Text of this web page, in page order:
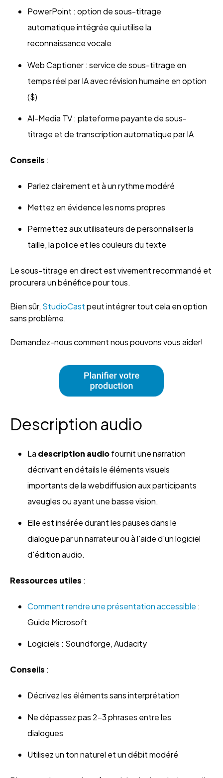
PowerPoint : option de sous-titrage
automatique intégrée qui utilise la
reconnaissance vocale
Web Captioner : service de sous-titrage en
temps réel par IA avec révision humaine en option
($)
AI-Media TV : plateforme payante de sous-
titrage et de transcription automatique par IA
Conseils :
Parlez clairement et à un rythme modéré
Mettez en évidence les noms propres
Permettez aux utilisateurs de personnaliser la
taille, la police et les couleurs du texte
Le sous-titrage en direct est vivement recommandé et
procurera un bénéfice pour tous.
Bien sûr, StudioCastpeut intégrer tout cela en option
sans problème.
Demandez-nous comment nous pouvons vous aider!
Description audio
La description audiofournit une narration
décrivant en détails le éléments visuels
importants de la webdiffusion aux participants
aveugles ou ayant une basse vision.
Elle est insérée durant les pauses dans le
dialogue par un narrateur ou à l'aide d'un logiciel
d'édition audio.
Ressources utiles :
Comment rendre une présentation accessible :
Guide Microsoft
Logiciels : Soundforge, Audacity
Conseils :
Décrivez les éléments sans interprétation
Ne dépassez pas 2-3 phrases entre les
dialogues
Utilisez un ton naturel et un débit modéré